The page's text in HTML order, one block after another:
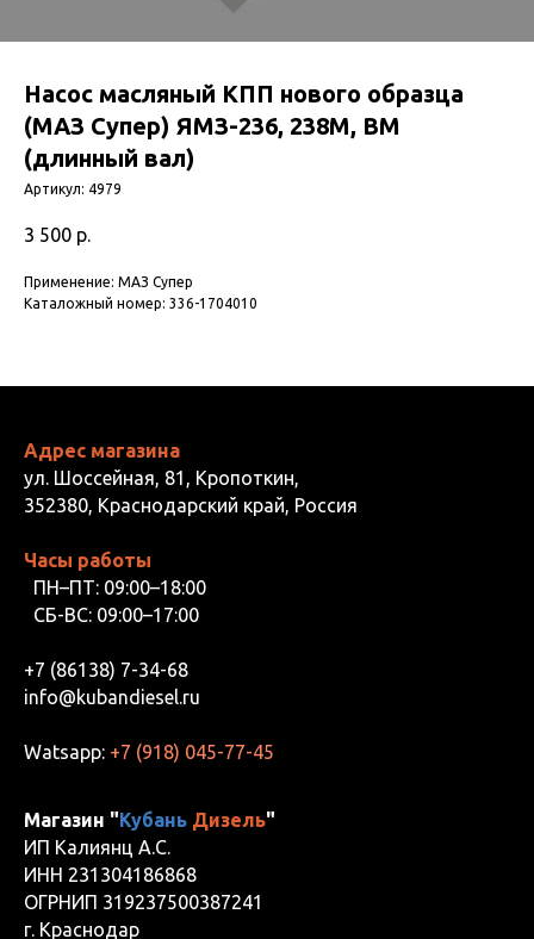
Насос масляный КПП нового образца
(МАЗ Супер) ЯМЗ-236, 238М, ВМ
(длинный вал)
Артикул: 4979
3 500 р.
Применение: МАЗ Супер
Каталожный номер: 336-1704010
Адрес магазина
ул. Шоссейная, 81, Кропоткин,
352380, Краснодарский край, Россия
Часы работы
ПН–ПТ: 09:00–18:00
СБ-ВС: 09:00–17:00
+7 (86138) 7-34-68
info@kubandiesel.ru
Watsapp: +7 (918) 045-77-45
Магазин "Кубань Дизель"
ИП Калиянц А.С.
ИНН 231304186868
ОГРНИП 319237500387241
г. Краснодар